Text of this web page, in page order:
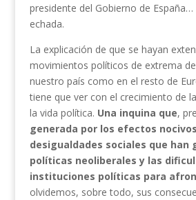
presidente del Gobierno de
echada.
La explicación de que se hayan
movimientos políticos de extrema
nuestro país como en el resto de
tiene que ver con el crecimiento de
la vida política. Una inquina que,
generada por los efectos
desigualdades sociales que han
políticas neoliberales y las
instituciones políticas para
olvidemos, sobre todo, sus